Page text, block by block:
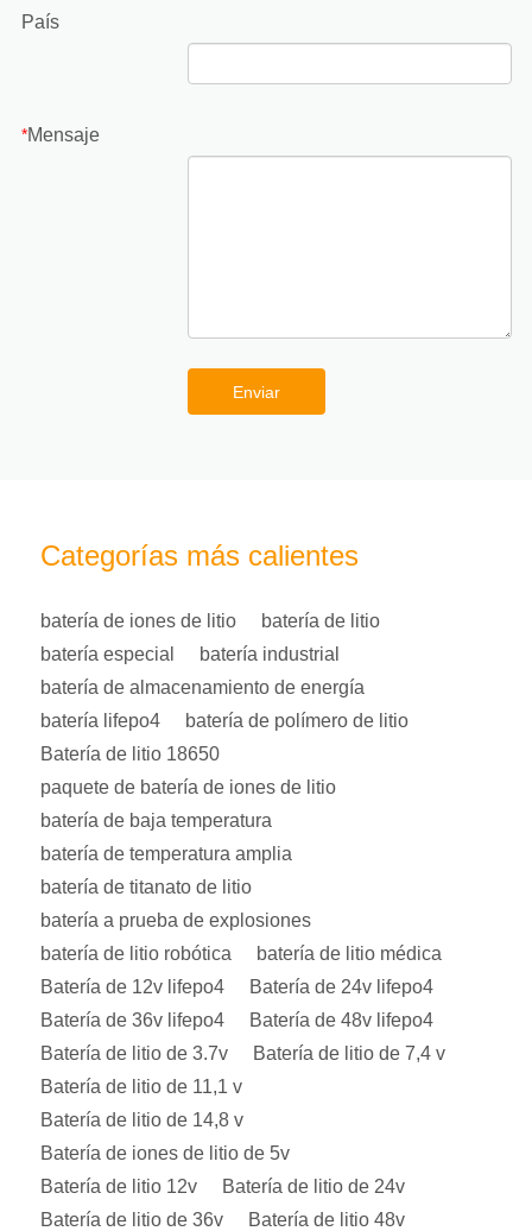
País
*Mensaje
Enviar
Categorías más calientes
batería de iones de litio
batería de litio
batería especial
batería industrial
batería de almacenamiento de energía
batería lifepo4
batería de polímero de litio
Batería de litio 18650
paquete de batería de iones de litio
batería de baja temperatura
batería de temperatura amplia
batería de titanato de litio
batería a prueba de explosiones
batería de litio robótica
batería de litio médica
Batería de 12v lifepo4
Batería de 24v lifepo4
Batería de 36v lifepo4
Batería de 48v lifepo4
Batería de litio de 3.7v
Batería de litio de 7,4 v
Batería de litio de 11,1 v
Batería de litio de 14,8 v
Batería de iones de litio de 5v
Batería de litio 12v
Batería de litio de 24v
Batería de litio de 36v
Batería de litio 48v